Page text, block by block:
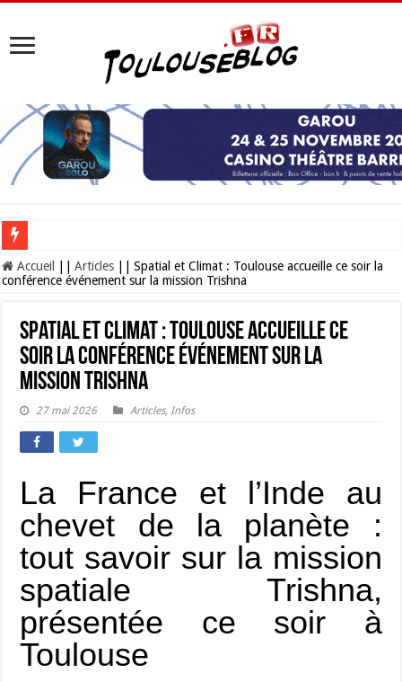
Les Nocturnes de la Cité de l’espace 2026 : l’événement incontournable de
Accueil Articles
Spatial et Climat : Toulouse accueille ce soir la
conférence événement sur la mission Trishna
Spatial et Climat : Toulouse accueille ce
soir la conférence événement sur la
mission Trishna
27 mai 2026 Articles,Infos
La France et l’Inde au
chevet de la planète :
tout savoir sur la mission
spatiale Trishna,
présentée ce soir à
Toulouse